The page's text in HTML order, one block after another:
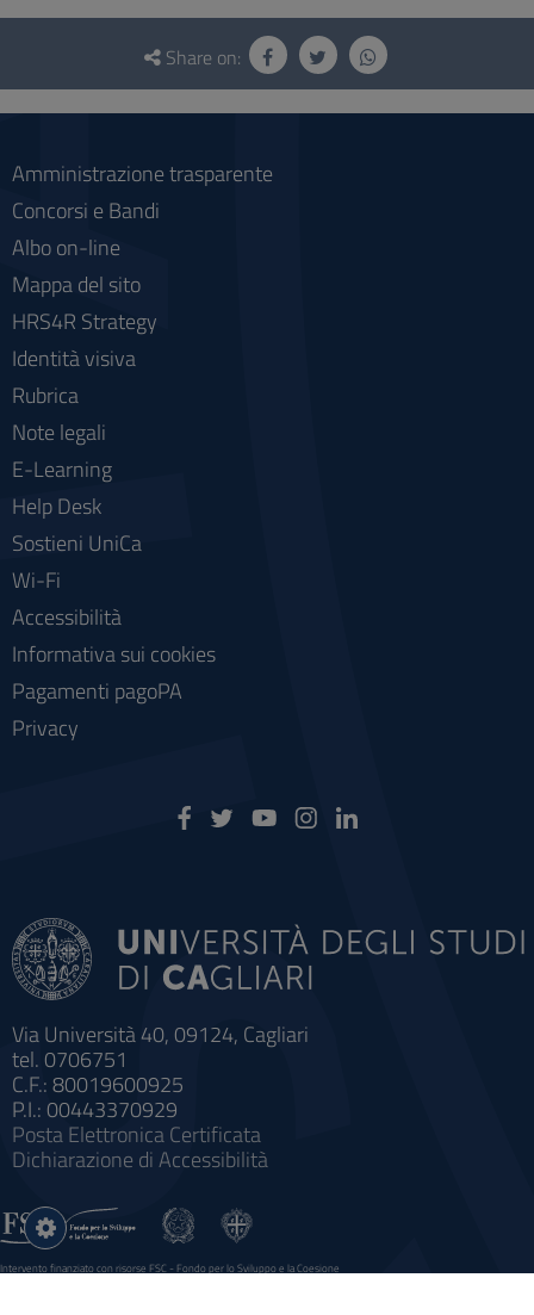
Questionnaire
social
Share on:
Via Università 40, 09124, Cagliari
tel. 0706751
C.F.: 80019600925
P.I.: 00443370929
Posta Elettronica Certificata
Dichiarazione di Accessibilità
Amministrazione trasparente
Concorsi e Bandi
Albo on-line
Mappa del sito
HRS4R Strategy
Identità visiva
Rubrica
Note legali
E-Learning
Help Desk
Sostieni UniCa
Wi-Fi
Accessibilità
Informativa sui cookies
Pagamenti pagoPA
Privacy
Intervento finanziato con risorse FSC - Fondo per lo Sviluppo e la Coesione
Impostazioni
cookie